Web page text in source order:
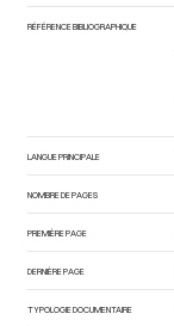
RÉFÉRENCE BIBLIOGRAPHIQUE
LANGUE PRINCIPALE
NOMBRE DE PAGES
PREMIÈRE PAGE
DERNIÈRE PAGE
TYPOLOGIE DOCUMENTAIRE